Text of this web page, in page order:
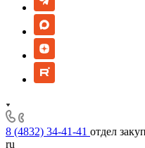
8 (4832) 34-41-41 отдел
ru